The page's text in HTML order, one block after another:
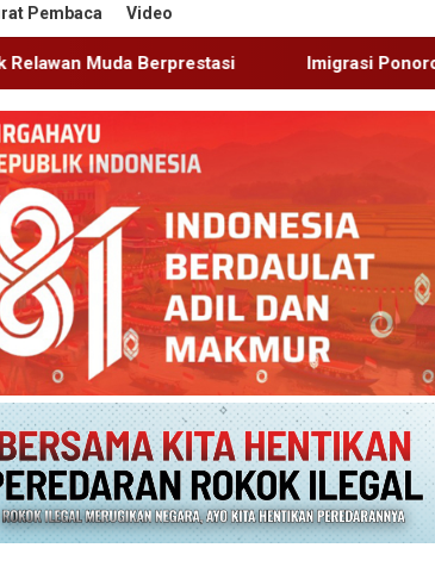
Pembaca Video
Imigrasi Ponorogo Deportasi Satu WN